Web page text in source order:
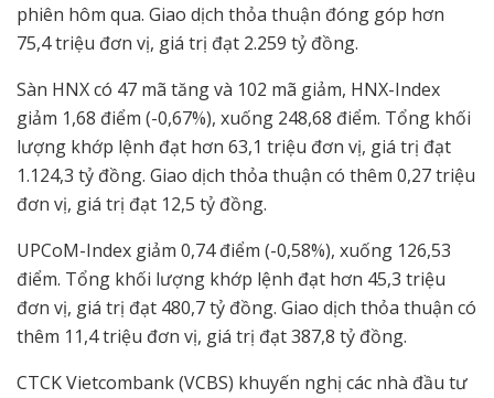
phiên hôm qua. Giao dịch thỏa thuận đóng góp hơn
75,4 triệu đơn vị, giá trị đạt 2.259 tỷ đồng.
Sàn HNX có 47 mã tăng và 102 mã giảm, HNX-Index
giảm 1,68 điểm (-0,67%), xuống 248,68 điểm. Tổng khối
lượng khớp lệnh đạt hơn 63,1 triệu đơn vị, giá trị đạt
1.124,3 tỷ đồng. Giao dịch thỏa thuận có thêm 0,27 triệu
đơn vị, giá trị đạt 12,5 tỷ đồng.
UPCoM-Index giảm 0,74 điểm (-0,58%), xuống 126,53
điểm. Tổng khối lượng khớp lệnh đạt hơn 45,3 triệu
đơn vị, giá trị đạt 480,7 tỷ đồng. Giao dịch thỏa thuận có
thêm 11,4 triệu đơn vị, giá trị đạt 387,8 tỷ đồng.
CTCK Vietcombank (VCBS) khuyến nghị các nhà đầu tư